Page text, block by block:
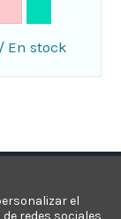
/ En stock
el
redes sociales